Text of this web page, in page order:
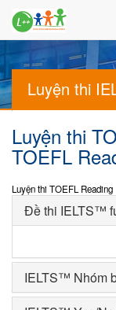
Luyện thi
Luyện thi
TOEFL
Luyện thi TOEFL Reading
Đề thi IELTS™
IELTS™ Nhóm